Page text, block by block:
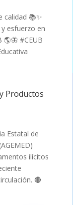
calidad 📚✨
esfuerzo en
🌎🦋 #CEUB
Productos
Estatal de
ilícitos
🔴